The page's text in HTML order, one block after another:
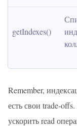
getIndexes()
Remember,
есть свои trade-
ускорить read